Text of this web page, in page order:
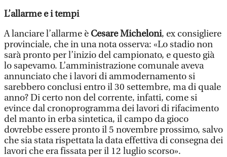
L’allarme e i tempi
A lanciare l’allarme è Cesare Micheloni, ex consigliere
provinciale, che in una nota osserva: «Lo stadio non
sarà pronto per l’inizio del campionato, e questo già
lo sapevamo. L’amministrazione comunale aveva
annunciato che i lavori di ammodernamento si
sarebbero conclusi entro il 30 settembre, ma di quale
anno? Di certo non del corrente, infatti, come si
evince dal cronoprogramma dei lavori di rifacimento
del manto in erba sintetica, il campo da gioco
dovrebbe essere pronto il 5 novembre prossimo, salvo
che sia stata rispettata la data effettiva di consegna dei
lavori che era fissata per il 12 luglio scorso».